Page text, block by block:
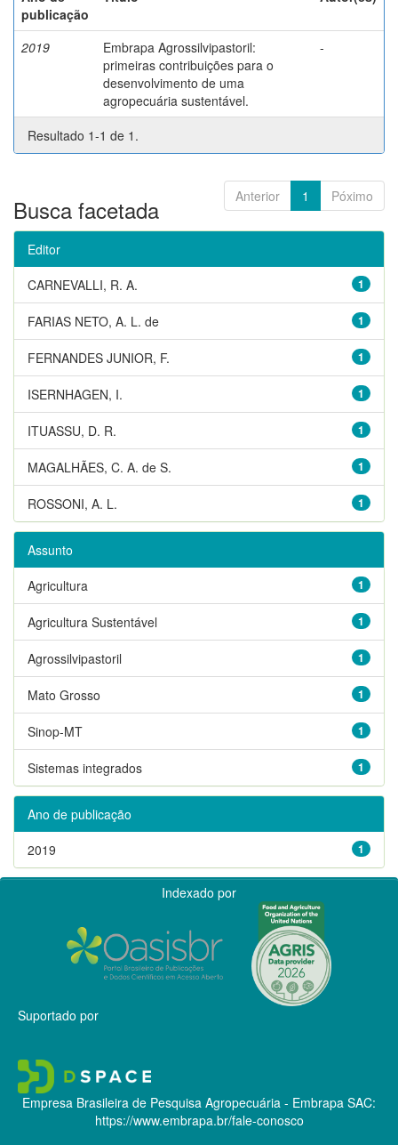
publicação
2019
Embrapa Agrossilvipastoril:
primeiras contribuições para o
desenvolvimento de uma
agropecuária sustentável.
-
Resultado 1-1 de 1.
Anterior 1 Póximo
Busca facetada
Editor
1
CARNEVALLI, R. A.
1
FARIAS NETO, A. L. de
1
FERNANDES JUNIOR, F.
1
ISERNHAGEN, I.
1
ITUASSU, D. R.
1
MAGALHÃES, C. A. de S.
1
ROSSONI, A. L.
Assunto
1
Agricultura
1
Agricultura Sustentável
1
Agrossilvipastoril
1
Mato Grosso
1
Sinop-MT
1
Sistemas integrados
Ano de publicação
1
2019
Indexado por
Suportado por
Empresa Brasileira de Pesquisa Agropecuária - Embrapa SAC:
https://www.embrapa.br/fale-conosco